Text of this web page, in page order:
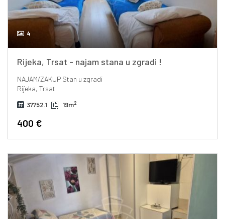
4
Rijeka, Trsat - najam stana u zgradi !
NAJAM/ZAKUPStan u zgradi
Rijeka, Trsat
37752.1 19m2
400 €